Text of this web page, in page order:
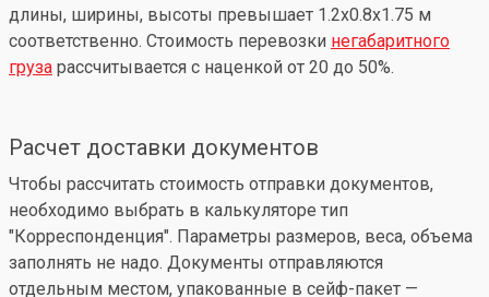
длины, ширины, высоты превышает 1.2x0.8x1.75 м
соответственно. Стоимость перевозки негабаритного
груза рассчитывается с наценкой от 20 до 50%.
Расчет доставки документов
Чтобы рассчитать стоимость отправки документов,
необходимо выбрать в калькуляторе тип
"Корреспонденция". Параметры размеров, веса, объема
заполнять не надо. Документы отправляются
отдельным местом, упакованные в сейф-пакет —